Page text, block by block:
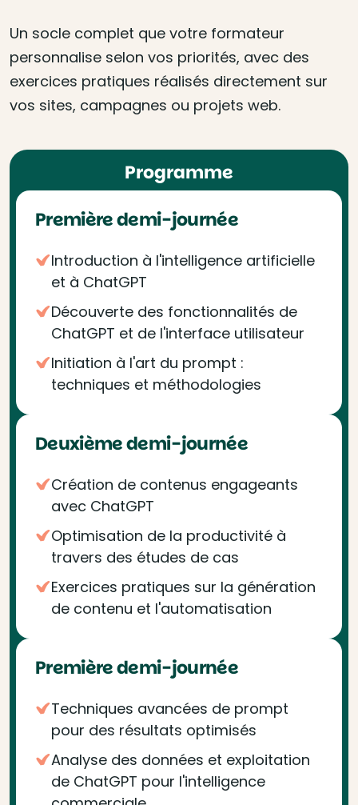
Un socle complet que votre formateur
personnalise selon vos priorités, avec des
exercices pratiques réalisés directement sur
vos sites, campagnes ou projets web.
Programme
Première demi-journée
Introduction à l'intelligence artificielle
et à ChatGPT
Découverte des fonctionnalités de
ChatGPT et de l'interface utilisateur
Initiation à l'art du prompt :
techniques et méthodologies
Deuxième demi-journée
Création de contenus engageants
avec ChatGPT
Optimisation de la productivité à
travers des études de cas
Exercices pratiques sur la génération
de contenu et l'automatisation
Première demi-journée
Techniques avancées de prompt
pour des résultats optimisés
Analyse des données et exploitation
de ChatGPT pour l'intelligence